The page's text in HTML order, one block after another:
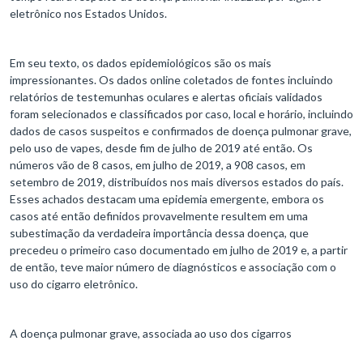
eletrônico nos Estados Unidos.
Em seu texto, os dados epidemiológicos são os mais
impressionantes. Os dados online coletados de fontes incluindo
relatórios de testemunhas oculares e alertas oficiais validados
foram selecionados e classificados por caso, local e horário, incluindo
dados de casos suspeitos e confirmados de doença pulmonar grave,
pelo uso de vapes, desde fim de julho de 2019 até então. Os
números vão de 8 casos, em julho de 2019, a 908 casos, em
setembro de 2019, distribuídos nos mais diversos estados do país.
Esses achados destacam uma epidemia emergente, embora os
casos até então definidos provavelmente resultem em uma
subestimação da verdadeira importância dessa doença, que
precedeu o primeiro caso documentado em julho de 2019 e, a partir
de então, teve maior número de diagnósticos e associação com o
uso do cigarro eletrônico.
A doença pulmonar grave, associada ao uso dos cigarros